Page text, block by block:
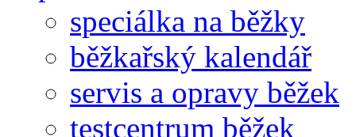
speciálka na běžky
běžkařský kalendář
servis a opravy běžek
testcentrum běžek